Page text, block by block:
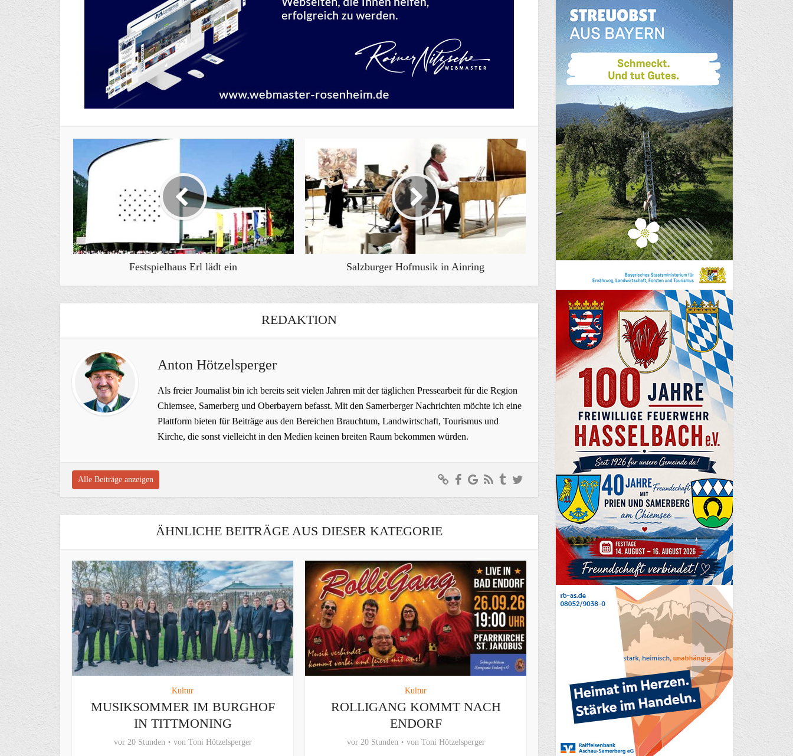
Festspielhaus Erl lädt ein Salzburger Hofmusik in Ainring
REDAKTION
Anton Hötzelsperger
Als freier Journalist bin ich bereits seit vielen Jahren mit der täglichen Pressearbeit für die Region
Chiemsee, Samerberg und Oberbayern befasst. Mit den Samerberger Nachrichten möchte ich eine
Plattform bieten für Beiträge aus den Bereichen Brauchtum, Landwirtschaft, Tourismus und
Kirche, die sonst vielleicht in den Medien keinen breiten Raum bekommen würden.
Alle Beiträge anzeigen
ÄHNLICHE BEITRÄGE AUS DIESER KATEGORIE
Kultur
MUSIKSOMMER IM BURGHOF
IN TITTMONING
vor 20 Stunden von Toni Hötzelsperger
Kultur
ROLLIGANG KOMMT NACH
ENDORF
vor 20 Stunden von Toni Hötzelsperger